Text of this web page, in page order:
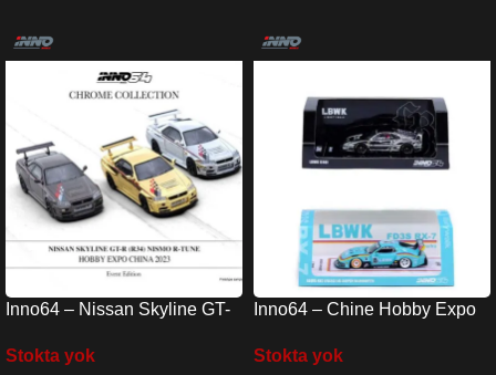
Inno64 – Nissan Skyline GT-
3 Cars Set
Stokta yok
Inno64 – Chine Hobby Expo
Stokta yok